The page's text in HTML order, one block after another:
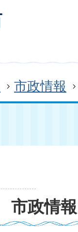
市政情報
市政情報